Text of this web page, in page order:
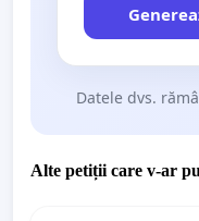
Datele dvs.
Alte petiții care v-ar